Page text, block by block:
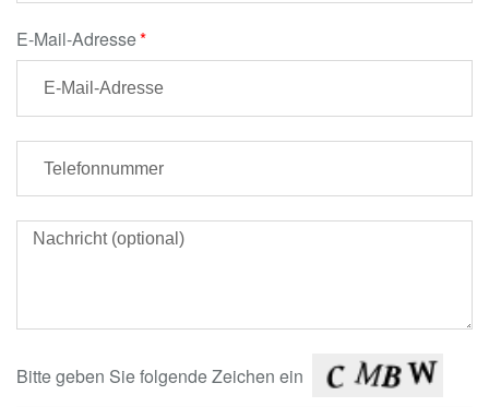
E-Mail-Adresse
Bitte geben Sie folgende Zeichen ein